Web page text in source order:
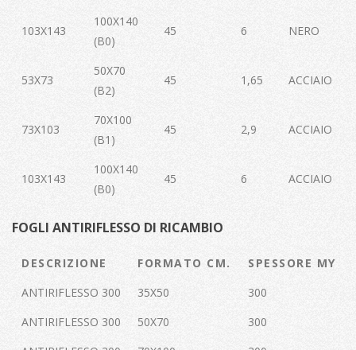
103X143
100X140
(B0)
45 6 NERO
53X73
50X70
(B2)
45 1,65 ACCIAIO
73X103
70X100
(B1)
45 2,9 ACCIAIO
103X143
100X140
(B0)
45 6 ACCIAIO
FOGLI ANTIRIFLESSO DI RICAMBIO
DESCRIZIONE FORMATO CM.
SPESSORE MY
ANTIRIFLESSO 300
35X50
300
ANTIRIFLESSO 300
50X70
300